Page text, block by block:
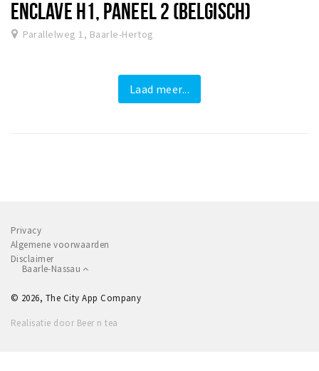
ENCLAVE H1, PANEEL 2 (BELGISCH)
Parallelweg 1, Baarle-Hertog
Laad meer...
Privacy
Algemene voorwaarden
Disclaimer
Baarle-Nassau
© 2026, The City App Company
Realisatie door Beer n tea